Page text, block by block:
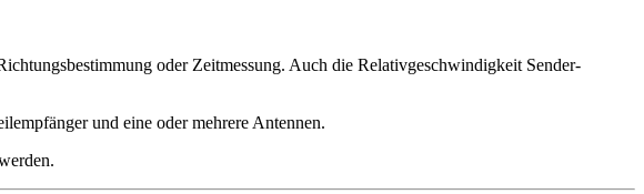
oder Zeitmessung. Auch die Relativgeschwindigkeit Sender-
und eine oder mehrere Antennen.